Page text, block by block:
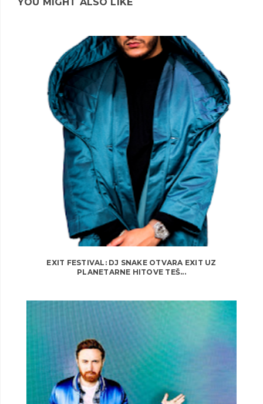
EXIT FESTIVAL: DJ SNAKE OTVARA EXIT UZ
PLANETARNE HITOVE TEŠ...